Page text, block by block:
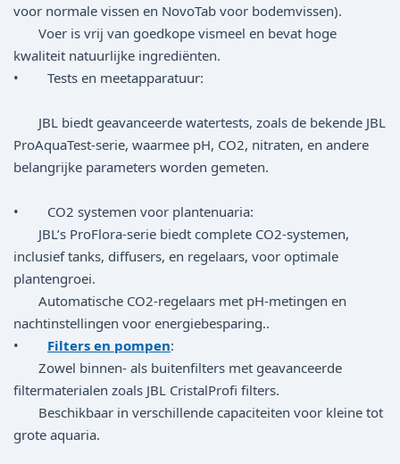
voor normale vissen en NovoTab voor bodemvissen).
Voer is vrij van goedkope vismeel en bevat hoge
kwaliteit natuurlijke ingrediënten.
• Tests en meetapparatuur:
JBL biedt geavanceerde watertests, zoals de bekende JBL
ProAquaTest-serie, waarmee pH, CO2, nitraten, en andere
belangrijke parameters worden gemeten.
• CO2 systemen voor plantenuaria:
JBL’s ProFlora-serie biedt complete CO2-systemen,
inclusief tanks, diffusers, en regelaars, voor optimale
plantengroei.
Automatische CO2-regelaars met pH-metingen en
nachtinstellingen voor energiebesparing..
• Filters en pompen:
Zowel binnen- als buitenfilters met geavanceerde
filtermaterialen zoals JBL CristalProfi filters.
Beschikbaar in verschillende capaciteiten voor kleine tot
grote aquaria.